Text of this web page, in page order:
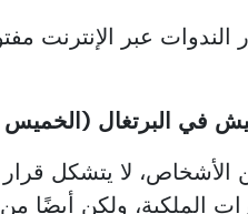
عبر الإنترنت
الأشخاص، لا يتشكل
الملكية، ولكن أيضًا